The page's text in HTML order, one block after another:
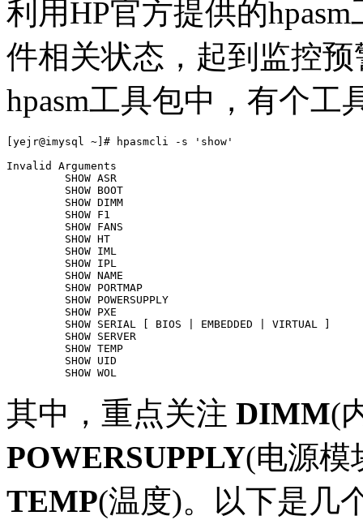
利用HP官方提供的
件相关状态，起到监控
hpasm工具包中，有个工
[yejr@imysql ~]# hpasmcli -s 'show'
Invalid Arguments
         SHOW ASR
         SHOW BOOT
         SHOW DIMM
         SHOW F1
         SHOW FANS
         SHOW HT
         SHOW IML
         SHOW IPL
         SHOW NAME
         SHOW PORTMAP
         SHOW POWERSUPPLY
         SHOW PXE
         SHOW SERIAL [ BIOS | EMBEDDED | VIRTUAL ]
         SHOW SERVER
         SHOW TEMP
         SHOW UID
其中，重点关注 DIMM(
POWERSUPPLY(电源模
TEMP(温度)。以下是几